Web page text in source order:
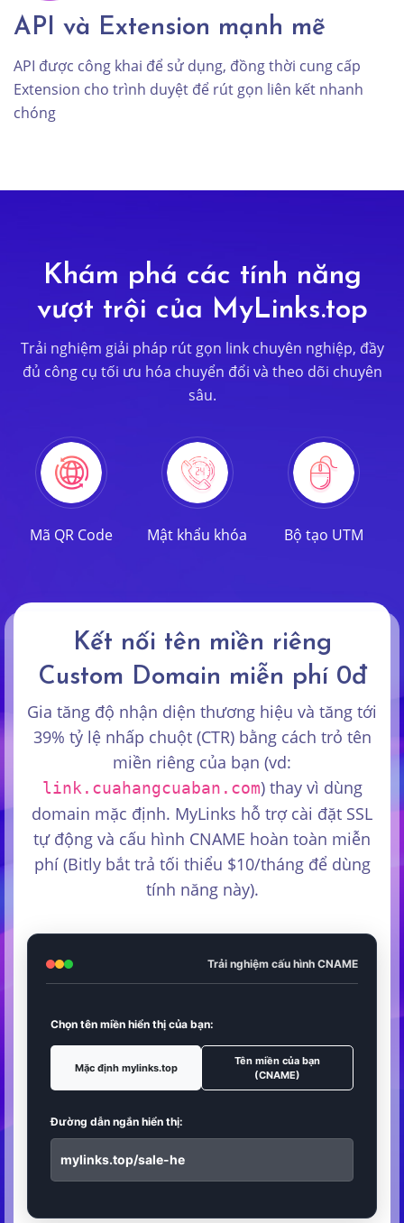
API và Extension mạnh mẽ
API được công khai để sử dụng, đồng thời cung cấp
Extension cho trình duyệt để rút gọn liên kết nhanh
chóng
Khám phá các tính năng
vượt trội của MyLinks.top
Trải nghiệm giải pháp rút gọn link chuyên nghiệp, đầy
đủ công cụ tối ưu hóa chuyển đổi và theo dõi chuyên
sâu.
Mã QR Code Mật khẩu khóa Bộ tạo UTM
Kết nối tên miền riêng
Custom Domain miễn phí 0đ
Gia tăng độ nhận diện thương hiệu và tăng tới
39% tỷ lệ nhấp chuột (CTR) bằng cách trỏ tên
miền riêng của bạn (vd:
link.cuahangcuaban.com) thay vì dùng
domain mặc định. MyLinks hỗ trợ cài đặt SSL
tự động và cấu hình CNAME hoàn toàn miễn
phí (Bitly bắt trả tối thiểu $10/tháng để dùng
tính năng này).
Trải nghiệm cấu hình CNAME
Chọn tên miền hiển thị của bạn:
Mặc định mylinks.top
Tên miền của bạn
(CNAME)
Đường dẫn ngắn hiển thị:
mylinks.top/sale-he